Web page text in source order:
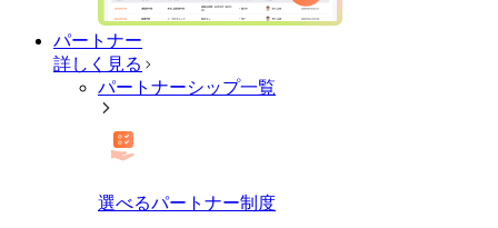
パートナー
詳しく見る
パートナーシップ一覧
選べるパートナー制度